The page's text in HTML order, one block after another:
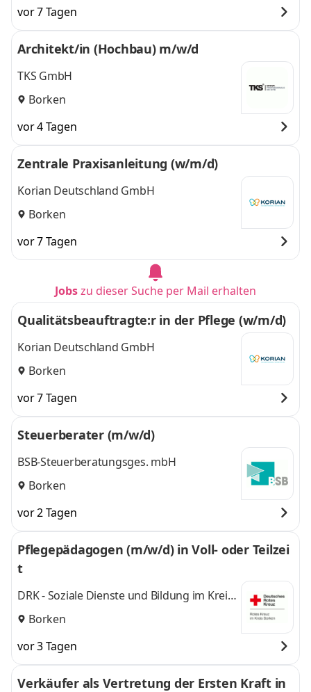
vor 7 Tagen
Architekt/in (Hochbau) m/w/d
TKS GmbH
Borken
vor 4 Tagen
Zentrale Praxisanleitung (w/m/d)
Korian Deutschland GmbH
Borken
vor 7 Tagen
Jobszu dieser Suche per Mail erhalten
Qualitätsbeauftragte:r in der Pflege (w/m/d)
Korian Deutschland GmbH
Borken
vor 7 Tagen
Steuerberater (m/w/d)
BSB-Steuerberatungsges. mbH
Borken
vor 2 Tagen
Pflegepädagogen (m/w/d) in Voll- oder Teilzei
t
DRK - Soziale Dienste und Bildung im Kreis
Borken gGmbH
Borken
vor 3 Tagen
Verkäufer als Vertretung der Ersten Kraft in